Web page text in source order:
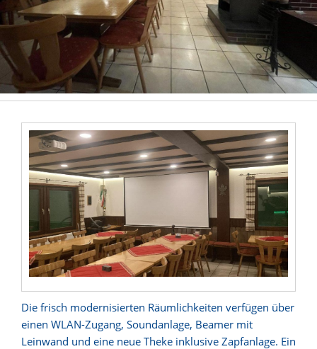
Die frisch modernisierten Räumlichkeiten verfügen über
einen WLAN-Zugang, Soundanlage, Beamer mit
Leinwand und eine neue Theke inklusive Zapfanlage. Ein